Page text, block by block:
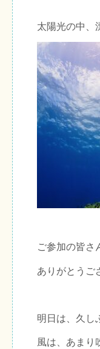
太陽光の中、
ご参加の皆さ
ありがとうご
明日は、久し
風は、あまり